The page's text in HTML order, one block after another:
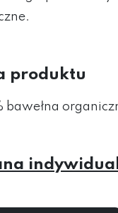
produktu
bawełna